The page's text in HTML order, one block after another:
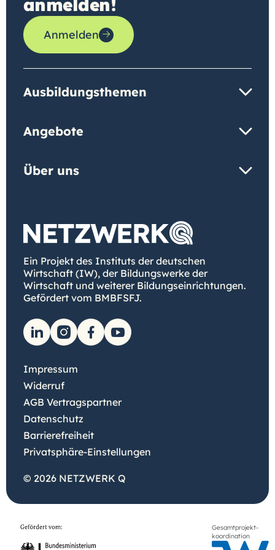
anmelden!
Anmelden
Ausbildungsthemen
Angebote
Über uns
Ein Projekt des Instituts der deutschen
Wirtschaft (IW), der Bildungswerke der
Wirtschaft und weiterer Bildungseinrichtungen.
Gefördert vom BMBFSFJ.
Impressum
Widerruf
AGB Vertragspartner
Datenschutz
Barrierefreiheit
Privatsphäre-Einstellungen
© 2026 NETZWERK Q
Gesamtprojekt-
koordination